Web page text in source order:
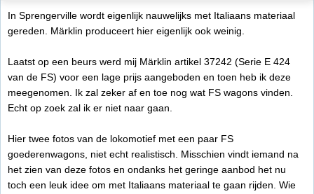
In Sprengerville wordt eigenlijk nauwelijks met Italiaans materiaal
gereden. Märklin produceert hier eigenlijk ook weinig.
Laatst op een beurs werd mij Märklin artikel 37242 (Serie E 424
van de FS) voor een lage prijs aangeboden en toen heb ik deze
meegenomen. Ik zal zeker af en toe nog wat FS wagons vinden.
Echt op zoek zal ik er niet naar gaan.
Hier twee fotos van de lokomotief met een paar FS
goederenwagons, niet echt realistisch. Misschien vindt iemand na
het zien van deze fotos en ondanks het geringe aanbod het nu
toch een leuk idee om met Italiaans materiaal te gaan rijden. Wie